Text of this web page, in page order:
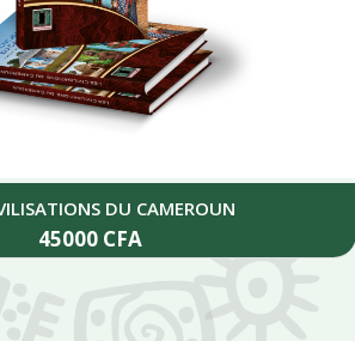
DU CAMEROUN
45000 CFA